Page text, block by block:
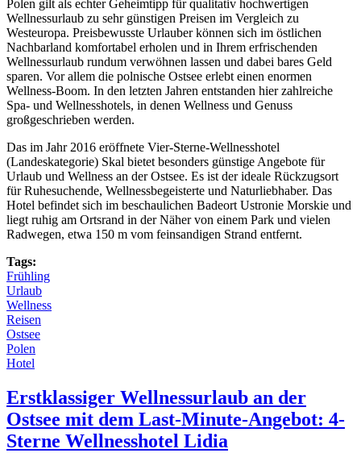
Polen gilt als echter Geheimtipp für qualitativ hochwertigen
Wellnessurlaub zu sehr günstigen Preisen im Vergleich zu
Westeuropa. Preisbewusste Urlauber können sich im östlichen
Nachbarland komfortabel erholen und in Ihrem erfrischenden
Wellnessurlaub rundum verwöhnen lassen und dabei bares Geld
sparen. Vor allem die polnische Ostsee erlebt einen enormen
Wellness-Boom. In den letzten Jahren entstanden hier zahlreiche
Spa- und Wellnesshotels, in denen Wellness und Genuss
großgeschrieben werden.
Das im Jahr 2016 eröffnete Vier-Sterne-Wellnesshotel
(Landeskategorie) Skal bietet besonders günstige Angebote für
Urlaub und Wellness an der Ostsee. Es ist der ideale Rückzugsort
für Ruhesuchende, Wellnessbegeisterte und Naturliebhaber. Das
Hotel befindet sich im beschaulichen Badeort Ustronie Morskie und
liegt ruhig am Ortsrand in der Näher von einem Park und vielen
Radwegen, etwa 150 m vom feinsandigen Strand entfernt.
Tags:
Frühling
Urlaub
Wellness
Reisen
Ostsee
Polen
Hotel
Erstklassiger Wellnessurlaub an der
Ostsee mit dem Last-Minute-Angebot: 4-
Sterne Wellnesshotel Lidia